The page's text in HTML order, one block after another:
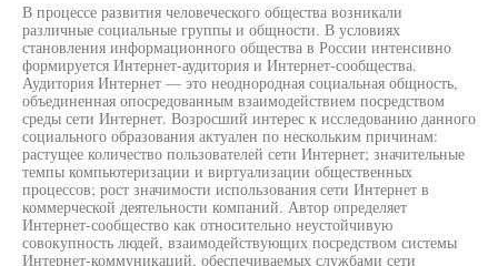
В процессе развития человеческого общества возникали
различные социальные группы и общности. В условиях
становления информационного общества в России интенсивно
формируется Интернет-аудитория и Интернет-сообщества.
Аудитория Интернет — это неоднородная социальная общность,
объединенная опосредованным взаимодействием посредством
среды сети Интернет. Возросший интерес к исследованию данного
социального образования актуален по нескольким причинам:
растущее количество пользователей сети Интернет; значительные
темпы компьютеризации и виртуализации общественных
процессов; рост значимости использования сети Интернет в
коммерческой деятельности компаний. Автор определяет
Интернет-сообщество как относительно неустойчивую
совокупность людей, взаимодействующих посредством системы
Интернет-коммуникаций, обеспечиваемых службами сети